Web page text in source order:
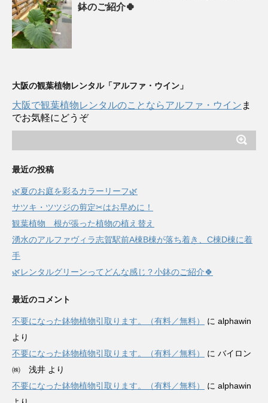
鉢のご紹介🍀
大阪の観葉植物レンタル「アルファ・ウイン」
大阪で観葉植物レンタルのことならアルファ・ウイン ま
でお気軽にどうぞ
最近の投稿
🌿夏のお庭を彩るカラーリーフ🌿
サツキ・ツツジの剪定✂はお早めに！
観葉植物 根が張った植物の植え替え
湧水のアルファヴィラ志賀駅前A棟B棟が落ち着き、C棟D棟に着
手
🌿レンタルグリーンってどんな感じ？小鉢のご紹介🍀
最近のコメント
不要になった鉢物植物引取ります。（有料／無料） に alphawin
より
不要になった鉢物植物引取ります。（有料／無料）
に バイロン
㈱ 浅井 より
不要になった鉢物植物引取ります。（有料／無料）
に alphawin